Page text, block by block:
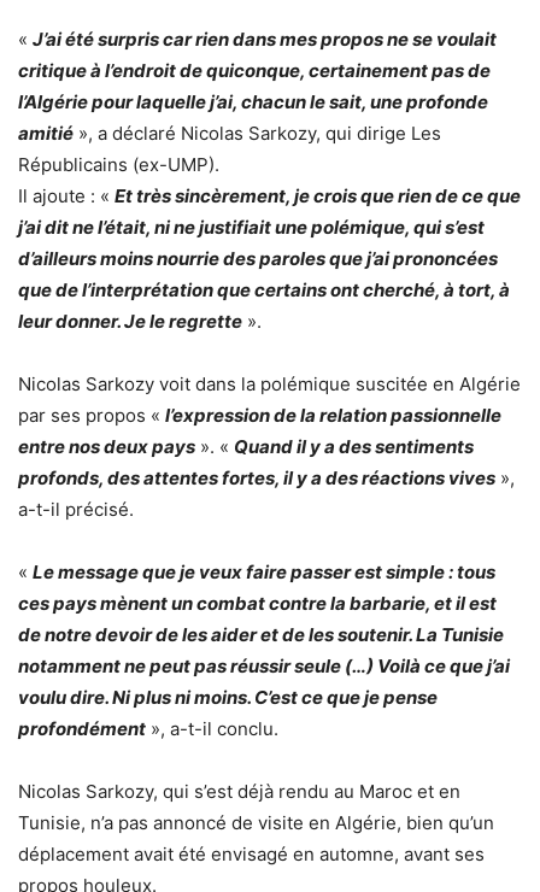
« J’ai été surpris car rien dans mes propos ne se voulait
critique à l’endroit de quiconque, certainement pas de
l’Algérie pour laquelle j’ai, chacun le sait, une profonde
amitié », a déclaré Nicolas Sarkozy, qui dirige Les
Républicains (ex-UMP).
Il ajoute : « Et très sincèrement, je crois que rien de ce que
j’ai dit ne l’était, ni ne justifiait une polémique, qui s’est
d’ailleurs moins nourrie des paroles que j’ai prononcées
que de l’interprétation que certains ont cherché, à tort, à
leur donner. Je le regrette ».
Nicolas Sarkozy voit dans la polémique suscitée en Algérie
par ses propos « l’expression de la relation passionnelle
entre nos deux pays ». « Quand il y a des sentiments
profonds, des attentes fortes, il y a des réactions vives »,
a-t-il précisé.
« Le message que je veux faire passer est simple : tous
ces pays mènent un combat contre la barbarie, et il est
de notre devoir de les aider et de les soutenir. La Tunisie
notamment ne peut pas réussir seule (…) Voilà ce que j’ai
voulu dire. Ni plus ni moins. C’est ce que je pense
profondément », a-t-il conclu.
Nicolas Sarkozy, qui s’est déjà rendu au Maroc et en
Tunisie, n’a pas annoncé de visite en Algérie, bien qu’un
déplacement avait été envisagé en automne, avant ses
propos houleux.